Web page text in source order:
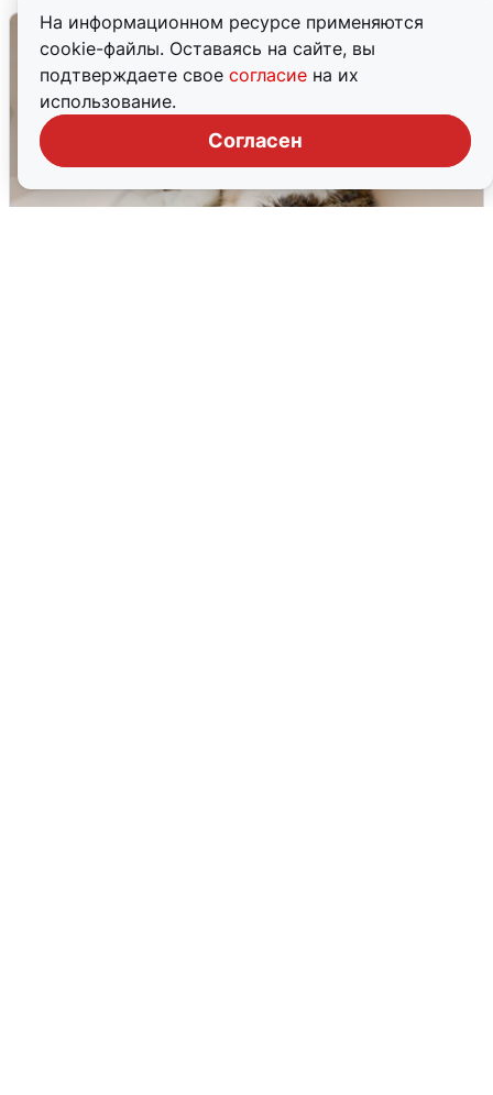
На информационном ресурсе применяются
cookie-файлы. Оставаясь на сайте, вы
подтверждаете свое согласие на их
использование.
Согласен